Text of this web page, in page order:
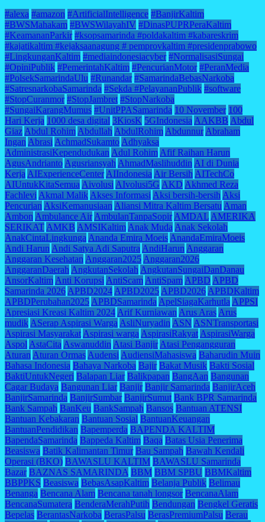
#alexa #amazon #ArtificialIntelligence #BanjirKaltim
#BWSMahakam #BWSWilayahIV #DinasPUPRPeraKaltim
#KeamananParkir #ksopsamarinda #poldakaltim #kabareskrim
#kajatikaltim #kejaksaanagung # pemprovkaltim #presidenprabowo
#LingkunganKaltim #mediaindonesiacyber #NormalisasiSungai
#OpiniPublik #PemerintahKaltim #PencurianMotor #PeranMedia
#PolsekSamarindaUlu #Runandar #SamarindaBebasNarkoba
#SatresnarkobaSamarinda #Sekda #PelayananPublik #software
#StopCuranmor #StopJambret #StopNarkoba
#SungaiKarangMumus #UnitPPASamarinda 10 November 100
Hari Kerja 1000 desa digital 3KiosK 5GIndonesia AAKBB Abdul
Giaz Abdul Rohim Abdullah AbdulRohim Abdunnur Abraham
Ingan Abrasi AchmadSukamto Adhyaksa
AdministrasiKependudukan Adul Rohim Afif Raihan Harun
AgusAndrianto Agusriansyah AhmadMaslihuddin AI di Dunia
Kerja AIExperienceCenter AIIndonesia Air Bersih AITechCo
AIUntukKitaSemua Aivolusi AIvolusi5G AKD Akhmed Reza
Fachlevi Akmal Malik Akses Informasi Aksi bersih-bersih Aksi
Pencurian AksiKemanusiaan Aliansi Mitra Kaltim Bersatu Aman
Ambon Ambulance Air AmbulanTanpaSopir AMDAL AMERIKA
SERIKAT AMKB AMSIKaltim Anak Muda Anak Sekolah
AnakCintaLingkunga Ananda Emira Moeis AnandaEmiraMoeis
Andi Harun Andi Satya Adi Saputra AndiHarun Anggaran
Anggaran Kesehatan Anggaran2025 Anggaran2026
AnggaranDaerah AngkutanSekolah AngkutanSungaiDanDanau
AnsorKaltim Anti Korupsi AntiScam AntiSpam APBD APBD
Samarinda 2026 APBD2024 APBD2025 APBD2026 APBDKaltim
APBDPerubahan2025 APBDSamarinda ApelSiagaKarhutla APPSI
Apresiasi Kreasi Kaltim 2024 Arif Kurniawan Arus Aras Arus
mudik ASerap Aspirasi Warga AsliNuryadin ASN ASNTransportasi
Aspirasi Masyarakat Aspirasi warga AspirasiRakyat AspirasiWarga
Aspol AstaCita Aswanuddin Atasi Banjir Atasi Pengangguran
Aturan Aturan Ormas Audensi AudiensiMahasiswa Baharudin Muin
Bahasa Indonesia Bahaya Narkoba Bajir Bakat Musik Bakti Sosial
BaktiUntukNegeri Balapan Liar Balikpapan BangAan Bangunan
Cagar Budaya Bangunan Liar Banjir Banjir Samarinda BanjirAceh
BanjirSamarinda BanjirSumbar BanjirSumut Bank BPR Samarinda
Bank Sampah BanKeu BankSampah Bansos Bantuan ATENSI
Bantuan Kebakaran Bantuan Sosial BantuanKeuangan
BantuanPendidikan Bapemperda BAPENDA KALTIM
BapendaSamarinda Bappeda Kaltim Baqa Batas Usia Penerima
Beasiswa Batik Kalimantan Timur Bau Sampah Bawah Kendali
Operasi (BKO) BAWASLU KALTIM BAWASLU Samarinda
Bazar BAZNAS SAMARINDA BBM BBM SPBU BBMKaltim
BBPPKS Beasiswa BebasAsapKaltim Belanja Publik Belimau
Benanga Bencana Alam Bencana tanah longsor BencanaAlam
BencanaSumatera BenderaMerahPutih Bendungan Bengkel Geratis
Bepelas BerantasNarkoba BerasPalsu BerasPremiumPalsu Berau